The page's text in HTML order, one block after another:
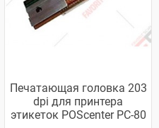
Печатающая головка 203
dpi для принтера
этикеток POScenter PC-80